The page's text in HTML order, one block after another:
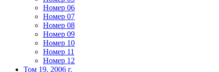
Номер 06
Номер 07
Номер 08
Номер 09
Номер 10
Номер 11
Номер 12
Том 19, 2006 г.